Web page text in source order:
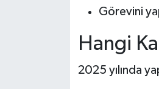
Görevini
Hangi
2025 yılında